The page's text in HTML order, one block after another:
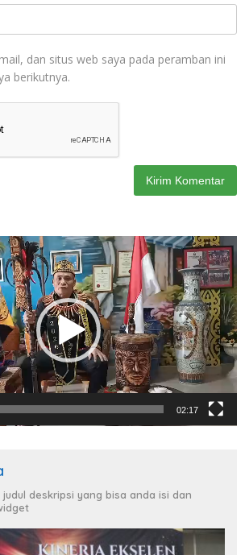
dan situs web saya pada peramban ini
berikutnya.
02:17
deskripsi yang bisa anda isi dan